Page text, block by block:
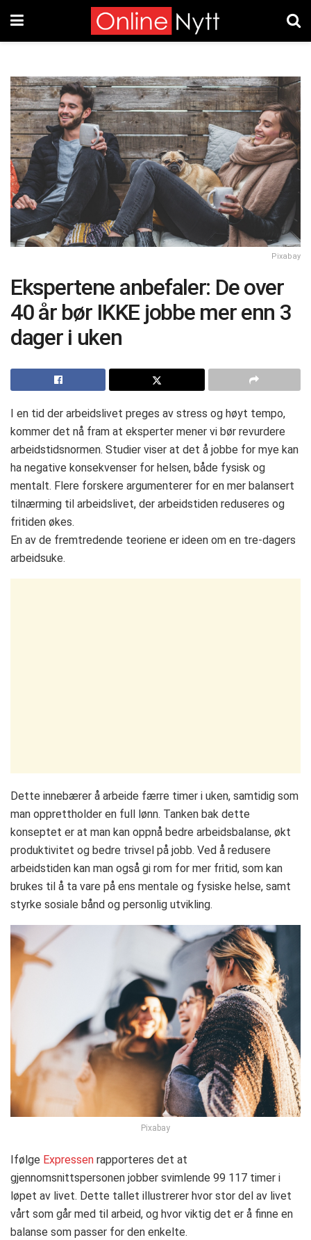
Pixabay
Ekspertene anbefaler: De over
40 år bør IKKE jobbe mer enn 3
dager i uken
I en tid der arbeidslivet preges av stress og høyt tempo,
kommer det nå fram at eksperter mener vi bør revurdere
arbeidstidsnormen. Studier viser at det å jobbe for mye kan
ha negative konsekvenser for helsen, både fysisk og
mentalt. Flere forskere argumenterer for en mer balansert
tilnærming til arbeidslivet, der arbeidstiden reduseres og
fritiden økes.
En av de fremtredende teoriene er ideen om en tre-dagers
arbeidsuke.
Dette innebærer å arbeide færre timer i uken, samtidig som
man opprettholder en full lønn. Tanken bak dette
konseptet er at man kan oppnå bedre arbeidsbalanse, økt
produktivitet og bedre trivsel på jobb. Ved å redusere
arbeidstiden kan man også gi rom for mer fritid, som kan
brukes til å ta vare på ens mentale og fysiske helse, samt
styrke sosiale bånd og personlig utvikling.
Pixabay
Ifølge Expressen rapporteres det at
gjennomsnittspersonen jobber svimlende 99 117 timer i
løpet av livet. Dette tallet illustrerer hvor stor del av livet
vårt som går med til arbeid, og hvor viktig det er å finne en
balanse som passer for den enkelte.